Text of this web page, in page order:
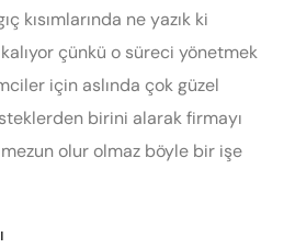
kısımlarında ne yazık ki
çünkü o süreci yönetmek
için aslında çok güzel
birini alarak firmayı
olur olmaz böyle bir işe